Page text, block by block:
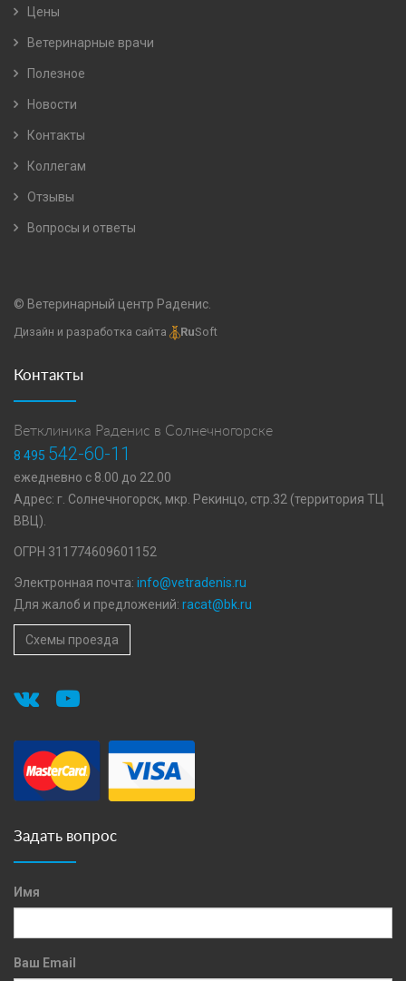
Цены
Ветеринарные врачи
Полезное
Новости
Контакты
Коллегам
Отзывы
Вопросы и ответы
© Ветеринарный центр Раденис.
Дизайн и разработка сайта RuSoft
Контакты
Ветклиника Раденис в Солнечногорске
8 495 542-60-11
ежедневно с 8.00 до 22.00
Адрес: г. Солнечногорск, мкр. Рекинцо, стр.32 (территория ТЦ
ВВЦ).
ОГРН 311774609601152
Электронная почта: info@vetradenis.ru
Для жалоб и предложений: racat@bk.ru
Схемы проезда
Задать вопрос
Имя
Ваш Email